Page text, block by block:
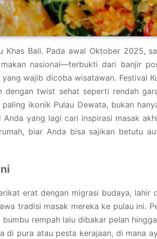
Khas Bali. Pada awal Oktober 2025,
nasional—terbukti dari banjir
wajib dicoba wisatawan. Festival
dengan twist sehat seperti rendah
paling ikonik Pulau Dewata, bukan
yang lagi cari inspirasi masak
biar Anda bisa sajikan betutu
erat dengan migrasi budaya,
tradisi masak mereka ke pulau ini.
rempah lalu dibakar pelan
di pura atau pesta kerajaan, di mana